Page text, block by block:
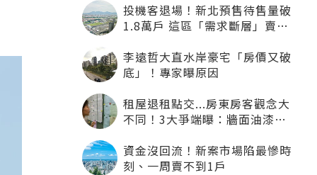
投機客退場！新北預售待售量破
1.8萬戶 這區「需求斷層」賣壓
李遠哲大直水岸豪宅「房價又破
底」！專家曝原因
租屋退租點交...房東房客觀念大
不同！3大爭端曝：牆面油漆、
資金沒回流！新案市場陷最慘時
刻、一周賣不到1戶